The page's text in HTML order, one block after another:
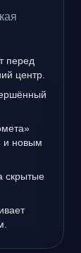
перед
центр.
и новым
скрытые